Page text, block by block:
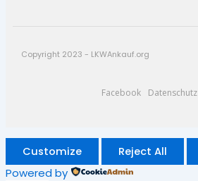
Copyright 2023 - LKWAnkauf.org
Facebook Datenschutz
Customize Reject All
Powered by